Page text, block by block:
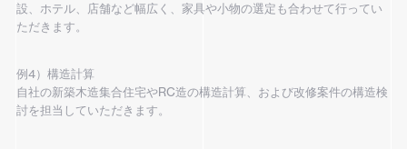
設、ホテル、店舗など幅広く、家具や小物の選定も合わせて行ってい
ただきます。
例4）構造計算
自社の新築木造集合住宅やRC造の構造計算、および改修案件の構造検
討を担当していただきます。